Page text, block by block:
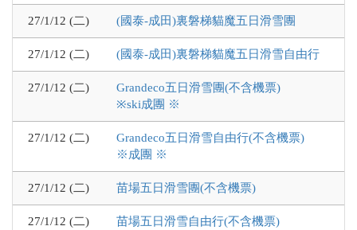
27/1/12 (二) (國泰-成田)裏磐梯貓魔五日滑雪團
27/1/12 (二) (國泰-成田)裏磐梯貓魔五日滑雪自由行
27/1/12 (二)
Grandeco五日滑雪團(不含機票)
※ski成團 ※
27/1/12 (二)
Grandeco五日滑雪自由行(不含機票)
※成團 ※
27/1/12 (二) 苗場五日滑雪團(不含機票)
27/1/12 (二) 苗場五日滑雪自由行(不含機票)